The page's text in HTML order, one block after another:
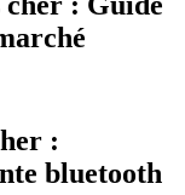
:
bluetooth